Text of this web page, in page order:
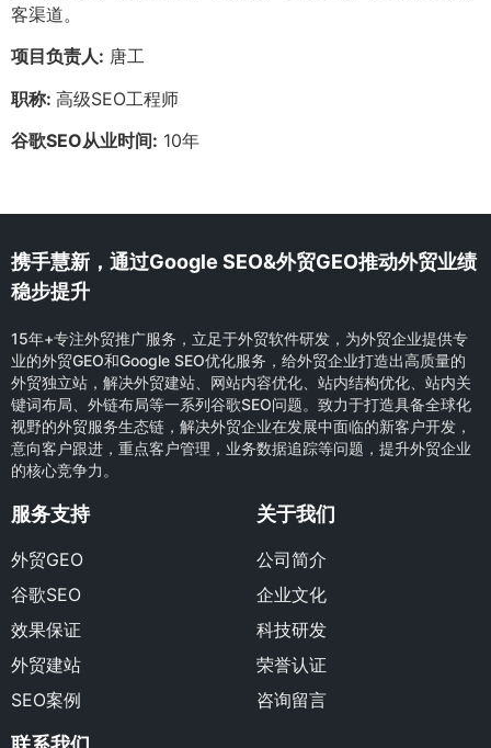
客渠道。
项目负责人: 唐工
职称: 高级SEO工程师
谷歌SEO从业时间: 10年
携手慧新，通过Google SEO&外贸GEO推动外贸业绩
稳步提升
15年+专注外贸推广服务，立足于外贸软件研发，为外贸企业提供专
业的外贸GEO和Google SEO优化服务，给外贸企业打造出高质量的
外贸独立站，解决外贸建站、网站内容优化、站内结构优化、站内关
键词布局、外链布局等一系列谷歌SEO问题。致力于打造具备全球化
视野的外贸服务生态链，解决外贸企业在发展中面临的新客户开发，
意向客户跟进，重点客户管理，业务数据追踪等问题，提升外贸企业
的核心竞争力。
服务支持
外贸GEO
谷歌SEO
效果保证
外贸建站
SEO案例
关于我们
公司简介
企业文化
科技研发
荣誉认证
咨询留言